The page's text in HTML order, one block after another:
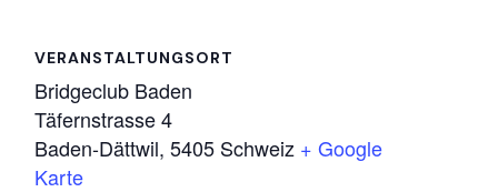
VERANSTALTUNGSORT
Bridgeclub Baden
Täfernstrasse 4
Baden-Dättwil, 5405 Schweiz + Google
Karte